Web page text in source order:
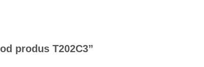
produs T202C3”